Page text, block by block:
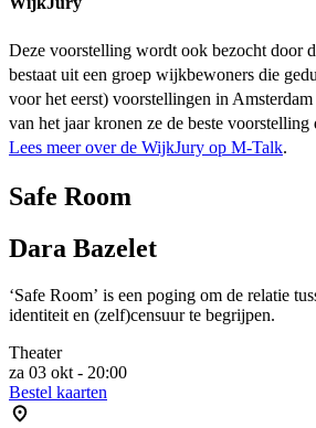
Deze voorstelling wordt ook bezocht door
bestaat uit een groep wijkbewoners die
voor het eerst) voorstellingen in
van het jaar kronen ze de beste voorstelling
Lees meer over de WijkJury op M-Talk.
Safe Room
Dara Bazelet
‘Safe Room’ is een poging om de relatie
identiteit en (zelf)censuur te begrijpen.
Theater
za 03 okt - 20:00
Bestel kaarten